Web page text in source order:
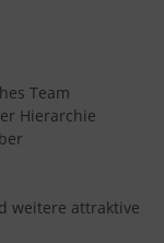
Team
Hierarchie
weitere attraktive